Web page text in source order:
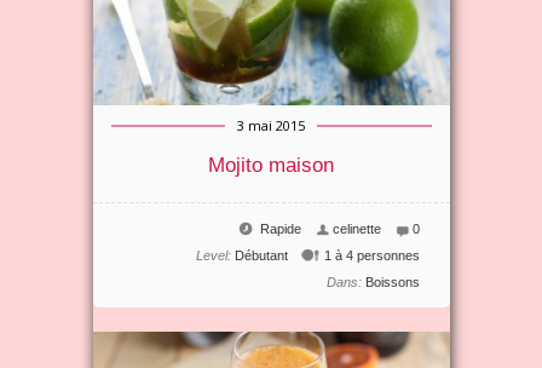
3 mai 2015
Mojito maison
0
celinette
Rapide
1 à 4 personnes
Level: Débutant
Dans: Boissons